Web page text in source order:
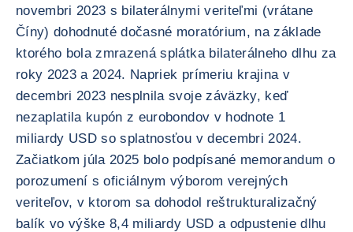
novembri 2023 s bilaterálnymi veriteľmi (vrátane
Číny) dohodnuté dočasné moratórium, na základe
ktorého bola zmrazená splátka bilaterálneho dlhu za
roky 2023 a 2024. Napriek prímeriu krajina v
decembri 2023 nesplnila svoje záväzky, keď
nezaplatila kupón z eurobondov v hodnote 1
miliardy USD so splatnosťou v decembri 2024.
Začiatkom júla 2025 bolo podpísané memorandum o
porozumení s oficiálnym výborom verejných
veriteľov, v ktorom sa dohodol reštrukturalizačný
balík vo výške 8,4 miliardy USD a odpustenie dlhu